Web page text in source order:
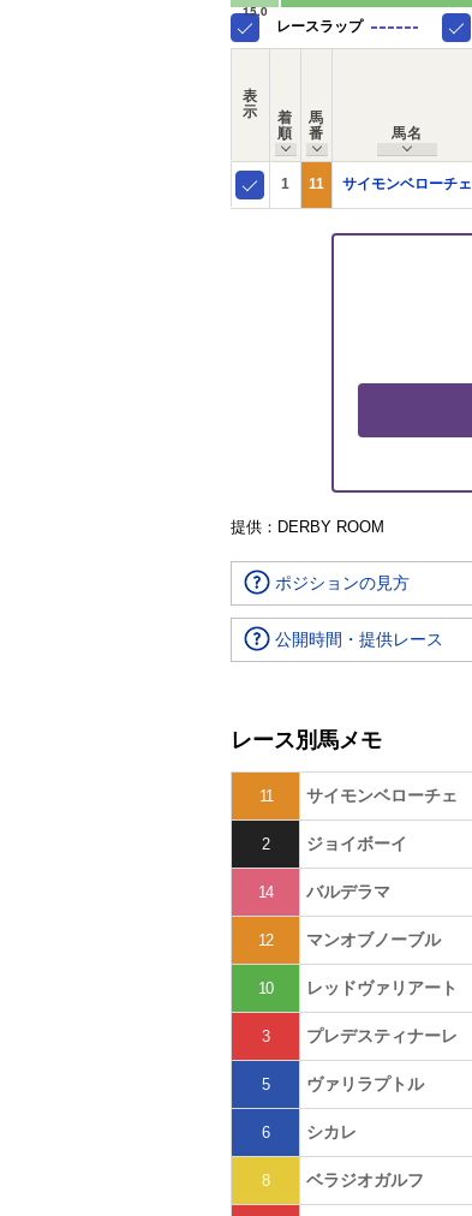
15.0
レースラップ
表
示
着
順
馬
番
馬名
1 11 サイモンベローチェ
提供：DERBY ROOM
ポジションの見方
公開時間・提供レース
レース別馬メモ
11 サイモンベローチェ
2 ジョイボーイ
14 バルデラマ
12 マンオブノーブル
10 レッドヴァリアート
3 プレデスティナーレ
5 ヴァリラプトル
6 シカレ
8 ベラジオガルフ